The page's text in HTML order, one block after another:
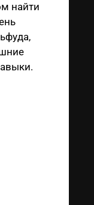
найти